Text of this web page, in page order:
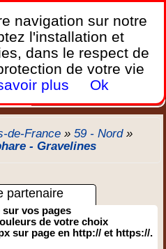
,
portables et PC.
Plages Ports Montagnes
New
de-France »59 - Nord»
- Gravelines
partenaire
sur vos pages
de votre choix
sur page en http:// et https://.
navigation sur notre
l'installation et
dans le respect de
de votre vie
plus Ok